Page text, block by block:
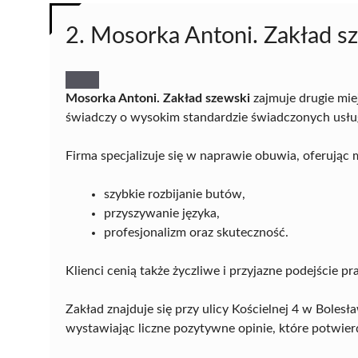
2. Mosorka Antoni. Zakład
Mosorka Antoni. Zakład szewski zajmuje drugie
świadczy o wysokim standardzie świadczonych
Firma specjalizuje się w naprawie obuwia, oferując
szybkie rozbijanie butów,
przyszywanie języka,
profesjonalizm oraz skuteczność.
Klienci cenią także życzliwe i przyjazne podejście
Zakład znajduje się przy ulicy Kościelnej 4 w
wystawiając liczne pozytywne opinie, które